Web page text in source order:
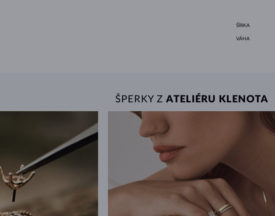
ŠÍRKA
VÁHA
ŠPERKY Z ATELIÉRU KLENOTA